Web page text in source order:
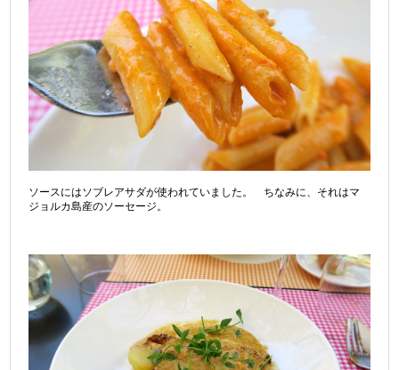
ソースにはソブレアサダが使われていました。 ちなみに、それはマ
ジョルカ島産のソーセージ。